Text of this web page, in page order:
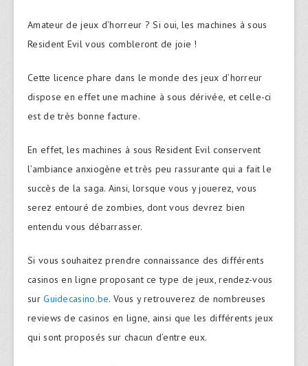
Amateur de jeux d’horreur ? Si oui, les machines à sous
Resident Evil vous combleront de joie !
Cette licence phare dans le monde des jeux d’horreur
dispose en effet une machine à sous dérivée, et celle-ci
est de très bonne facture.
En effet, les machines à sous Resident Evil conservent
l’ambiance anxiogène et très peu rassurante qui a fait le
succès de la saga. Ainsi, lorsque vous y jouerez, vous
serez entouré de zombies, dont vous devrez bien
entendu vous débarrasser.
Si vous souhaitez prendre connaissance des différents
casinos en ligne proposant ce type de jeux, rendez-vous
surGuidecasino.be. Vous y retrouverez de nombreuses
reviews de casinos en ligne, ainsi que les différents jeux
qui sont proposés sur chacun d’entre eux.